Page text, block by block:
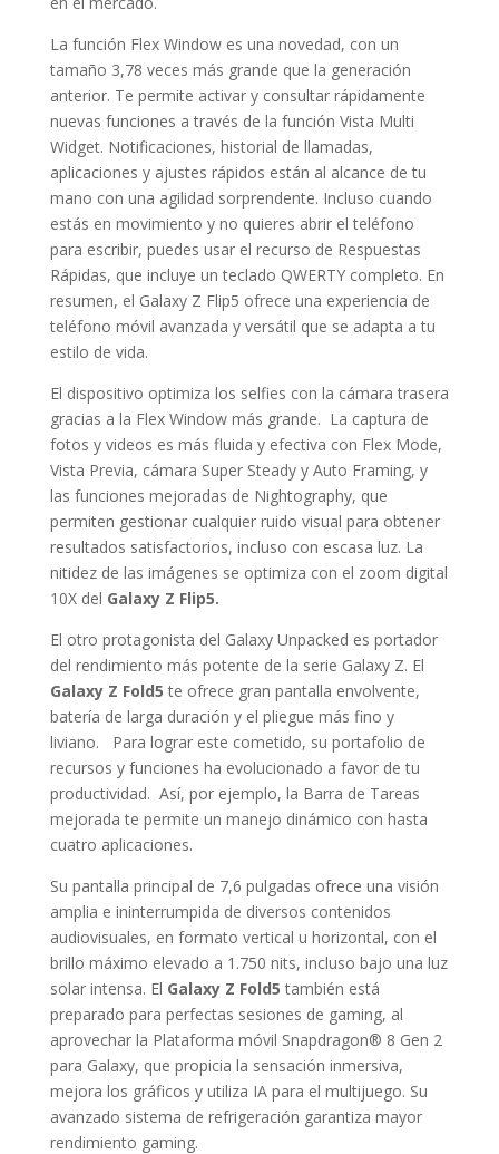
La función Flex Window es una novedad, con un
tamaño 3,78 veces más grande que la generación
anterior. Te permite activar y consultar rápidamente
nuevas funciones a través de la función Vista Multi
Widget. Notificaciones, historial de llamadas,
aplicaciones y ajustes rápidos están al alcance de tu
mano con una agilidad sorprendente. Incluso cuando
estás en movimiento y no quieres abrir el teléfono
para escribir, puedes usar el recurso de Respuestas
Rápidas, que incluye un teclado QWERTY completo. En
resumen, el Galaxy Z Flip5 ofrece una experiencia de
teléfono móvil avanzada y versátil que se adapta a tu
estilo de vida.
El dispositivo optimiza los selfies con la cámara trasera
gracias a la Flex Window más grande. La captura de
fotos y videos es más fluida y efectiva con Flex Mode,
Vista Previa, cámara Super Steady y Auto Framing, y
las funciones mejoradas de Nightography, que
permiten gestionar cualquier ruido visual para obtener
resultados satisfactorios, incluso con escasa luz. La
nitidez de las imágenes se optimiza con el zoom digital
10X del Galaxy Z Flip5.
El otro protagonista del Galaxy Unpacked es portador
del rendimiento más potente de la serie Galaxy Z. El
Galaxy Z Fold5 te ofrece gran pantalla envolvente,
batería de larga duración y el pliegue más fino y
liviano. Para lograr este cometido, su portafolio de
recursos y funciones ha evolucionado a favor de tu
productividad. Así, por ejemplo, la Barra de Tareas
mejorada te permite un manejo dinámico con hasta
cuatro aplicaciones.
Su pantalla principal de 7,6 pulgadas ofrece una visión
amplia e ininterrumpida de diversos contenidos
audiovisuales, en formato vertical u horizontal, con el
brillo máximo elevado a 1.750 nits, incluso bajo una luz
solar intensa. El Galaxy Z Fold5 también está
preparado para perfectas sesiones de gaming, al
aprovechar la Plataforma móvil Snapdragon® 8 Gen 2
para Galaxy, que propicia la sensación inmersiva,
mejora los gráficos y utiliza IA para el multijuego. Su
avanzado sistema de refrigeración garantiza mayor
rendimiento gaming.